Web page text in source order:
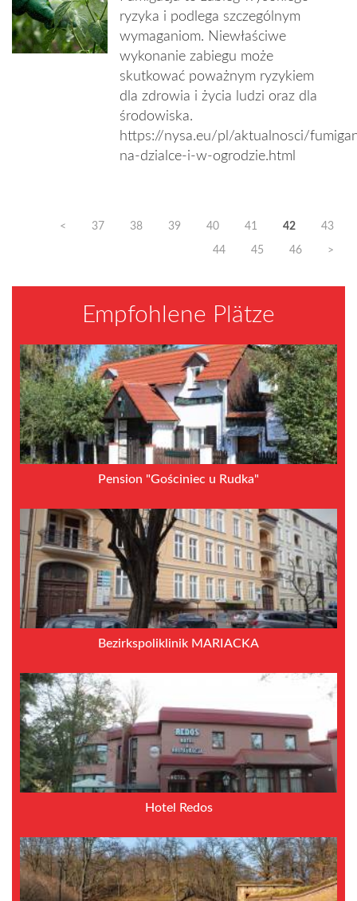
ryzyka i podlega szczególnym
wymaganiom. Niewłaściwe
wykonanie zabiegu może
skutkować poważnym ryzykiem
dla zdrowia i życia ludzi oraz dla
środowiska.
https://nysa.eu/pl/aktualnosci/
na-dzialce-i-w-ogrodzie.html
< 37 38 39 40 41 42 43
44 45 46 >
Empfohlene Plätze
Pension "Gościniec u Rudka"
Bezirkspoliklinik MARIACKA
Hotel Redos